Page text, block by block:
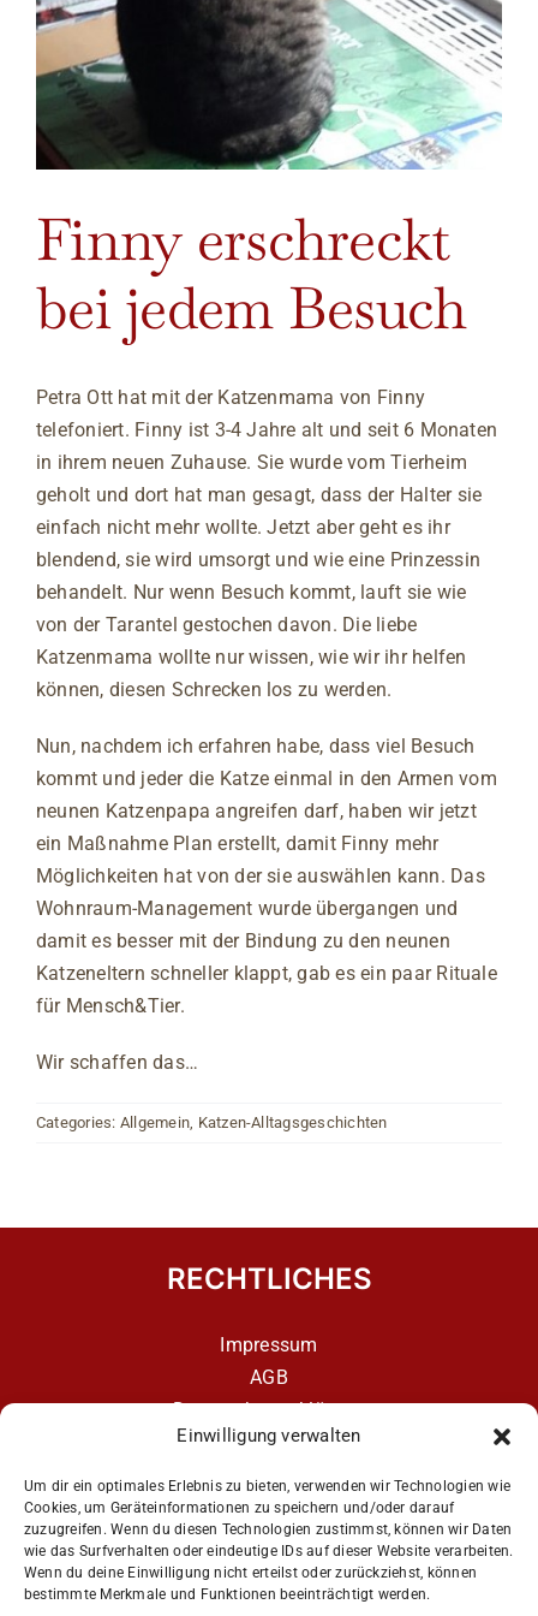
Einwilligung verwalten
Um dir ein optimales Erlebnis zu bieten, verwenden wir Technologien wie
Cookies, um Geräteinformationen zu speichern und/oder darauf
zuzugreifen. Wenn du diesen Technologien zustimmst, können wir Daten
wie das Surfverhalten oder eindeutige IDs auf dieser Website verarbeiten.
Wenn du deine Einwilligung nicht erteilst oder zurückziehst, können
bestimmte Merkmale und Funktionen beeinträchtigt werden.
Finny erschreckt
bei jedem Besuch
Petra Ott hat mit der Katzenmama von Finny
telefoniert. Finny ist 3-4 Jahre alt und seit 6 Monaten
in ihrem neuen Zuhause. Sie wurde vom Tierheim
geholt und dort hat man gesagt, dass der Halter sie
einfach nicht mehr wollte. Jetzt aber geht es ihr
blendend, sie wird umsorgt und wie eine Prinzessin
behandelt. Nur wenn Besuch kommt, lauft sie wie
von der Tarantel gestochen davon. Die liebe
Katzenmama wollte nur wissen, wie wir ihr helfen
können, diesen Schrecken los zu werden.
Nun, nachdem ich erfahren habe, dass viel Besuch
kommt und jeder die Katze einmal in den Armen vom
neunen Katzenpapa angreifen darf, haben wir jetzt
ein Maßnahme Plan erstellt, damit Finny mehr
Möglichkeiten hat von der sie auswählen kann. Das
Wohnraum-Management wurde übergangen und
damit es besser mit der Bindung zu den neunen
Katzeneltern schneller klappt, gab es ein paar Rituale
für Mensch&Tier.
Wir schaffen das…
Categories: Allgemein Katzen-Alltagsgeschichten
RECHTLICHES
Impressum
AGB
Datenschutzerklärung
Datenschutzerklärung – aCATemy Katzentraining
App
Get Social